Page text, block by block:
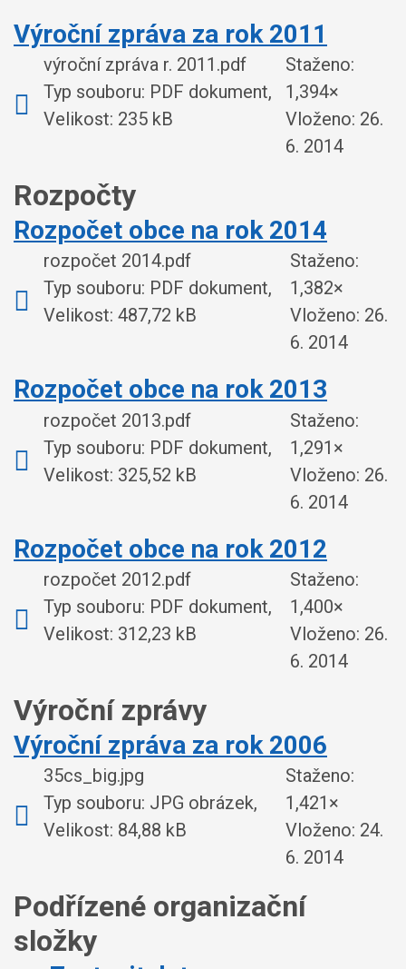
Výroční zpráva za rok 2011
výroční zpráva r. 2011.pdf
Typ souboru: PDF dokument,
Velikost: 235 kB
Staženo:
1,394×
Vloženo: 26.
6. 2014
Rozpočty
Rozpočet obce na rok 2014
rozpočet 2014.pdf
Typ souboru: PDF dokument,
Velikost: 487,72 kB
Staženo:
1,382×
Vloženo: 26.
6. 2014
Rozpočet obce na rok 2013
rozpočet 2013.pdf
Typ souboru: PDF dokument,
Velikost: 325,52 kB
Staženo:
1,291×
Vloženo: 26.
6. 2014
Rozpočet obce na rok 2012
rozpočet 2012.pdf
Typ souboru: PDF dokument,
Velikost: 312,23 kB
Staženo:
1,400×
Vloženo: 26.
6. 2014
Výroční zprávy
Výroční zpráva za rok 2006
35cs_big.jpg
Typ souboru: JPG obrázek,
Velikost: 84,88 kB
Staženo:
1,421×
Vloženo: 24.
6. 2014
Podřízené organizační
složky